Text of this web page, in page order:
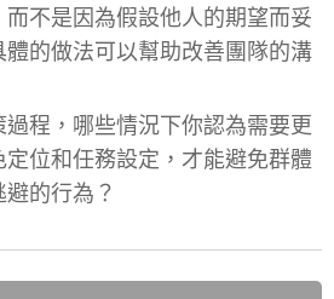
而不是因為假設他人的期望而妥
的做法可以幫助改善團隊的溝
過程，哪些情況下你認為需要更
定位和任務設定，才能避免群體
的行為？